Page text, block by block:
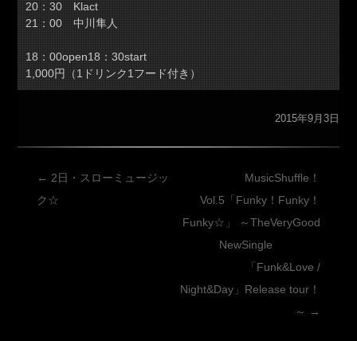
20：30 Klact
21：00 中川隼人
18：00open18：30start
1,000円（1ドリンク1フード付き）
2015年9月3日
投
稿
← 2日・スローミュージッ
ク☆
MusicShuffle！
Vol.5「Funky！Funky！
Funky☆」 ～TheVeryGood
NewSingle
「Funk&Love /
Night&Day」Release tour！
～
→